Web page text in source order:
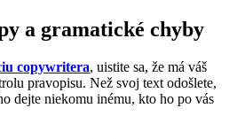
a gramatické chyby
copywritera, uistite sa, že má váš
pravopisu. Než svoj text odošlete,
dejte niekomu inému, kto ho po vás